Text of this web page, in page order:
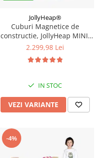
JollyHeap®
Cuburi Magnetice de
constructie, JollyHeap MINI,
24 cuburi, Diverse culori
2.299,98 Lei
IN STOC
VEZI VARIANTE
-4%